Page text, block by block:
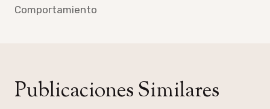
Comportamiento
Publicaciones Similares